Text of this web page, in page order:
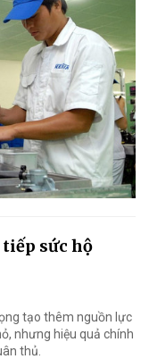
sức hộ
tạo thêm nguồn lực
nhưng hiệu quả chính
thủ.